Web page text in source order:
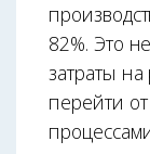
82%. Это
затраты
перейти